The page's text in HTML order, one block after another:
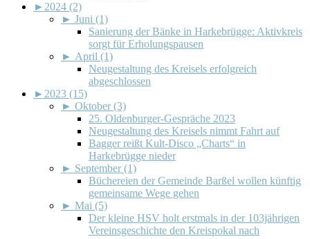
► 2024 (2)
► Juni (1)
Sanierung der Bänke in Harkebrügge: Aktivkreis
sorgt für Erholungspausen
► April (1)
Neugestaltung des Kreisels erfolgreich
abgeschlossen
► 2023 (15)
► Oktober (3)
25. Oldenburger-Gespräche 2023
Neugestaltung des Kreisels nimmt Fahrt auf
Bagger reißt Kult-Disco „Charts“ in
Harkebrügge nieder
► September (1)
Büchereien der Gemeinde Barßel wollen künftig
gemeinsame Wege gehen
► Mai (5)
Der kleine HSV holt erstmals in der 103jährigen
Vereinsgeschichte den Kreispokal nach